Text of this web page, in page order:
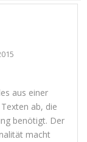
aus einer
ab, die
benö­tigt. Der
macht